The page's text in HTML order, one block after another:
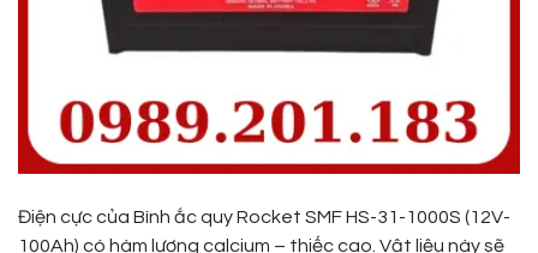
Điện cực của Bình ắc quy Rocket SMF HS-31-1000S (12V-
100Ah) có hàm lượng calcium – thiếc cao. Vật liệu này sẽ